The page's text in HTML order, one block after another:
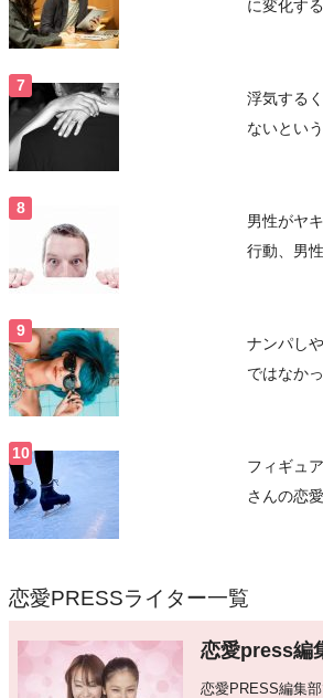
に変化する
浮気する
ないという
男性がヤ
行動、男性
ナンパし
ではなかっ
フィギュ
さんの恋愛
恋愛PRESSライター一覧
恋愛press編
恋愛PRESS編集